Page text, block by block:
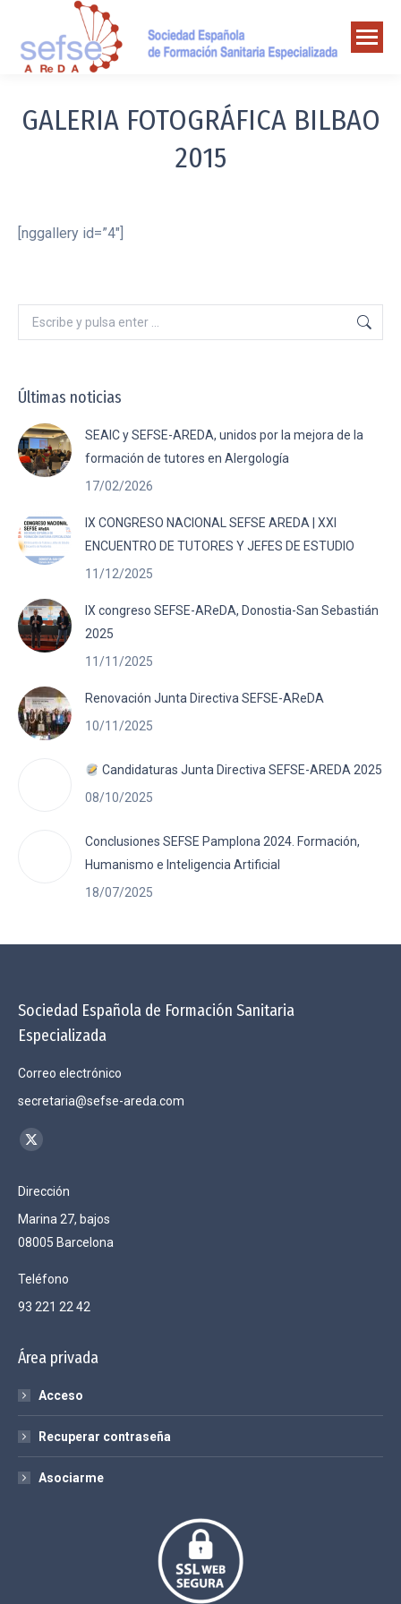
GALERIA FOTOGRÁFICA BILBAO
2015
[nggallery id=”4″]
Buscar:
Últimas noticias
SEAIC y SEFSE-AREDA, unidos por la mejora de la
formación de tutores en Alergología
17/02/2026
IX CONGRESO NACIONAL SEFSE AREDA | XXI
ENCUENTRO DE TUTORES Y JEFES DE ESTUDIO
11/12/2025
IX congreso SEFSE-AReDA, Donostia-San Sebastián
2025
11/11/2025
Renovación Junta Directiva SEFSE-AReDA
10/11/2025
Candidaturas Junta Directiva SEFSE-AREDA 2025
08/10/2025
Conclusiones SEFSE Pamplona 2024. Formación,
Humanismo e Inteligencia Artificial
18/07/2025
Sociedad Española de Formación Sanitaria
Especializada
Correo electrónico
secretaria@sefse-areda.com
Encuéntranos en:
X
opens
in
new
Dirección
Marina 27, bajos
08005 Barcelona
Teléfono
93 221 22 42
Área privada
Acceso
Recuperar contraseña
Asociarme